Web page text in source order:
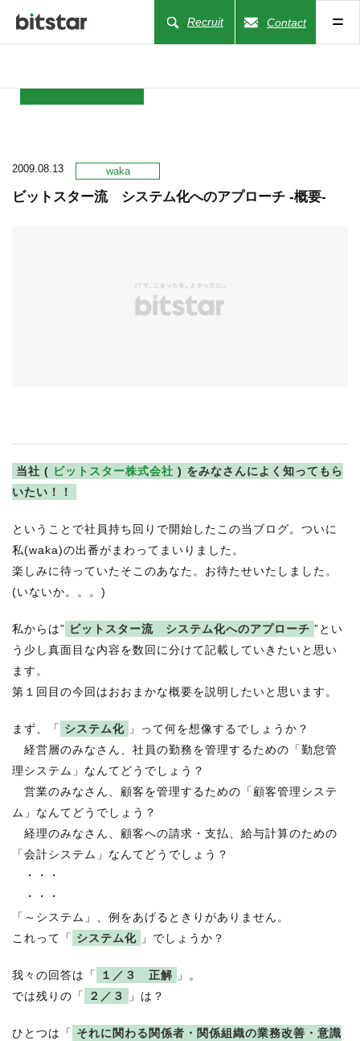
Recruit Contact
COMPANY
CONTACT US
サイトマップ
情報セキュリティ
プライバシーポリシー
2009.08.13 waka
ビットスター流 システム化へのアプローチ -概要-
当社 ( ビットスター株式会社 ) をみなさんによく知ってもら
いたい！！
ということで社員持ち回りで開始したこの当ブログ。ついに
私(waka)の出番がまわってまいりました。
楽しみに待っていたそこのあなた。お待たせいたしました。
(いないか。。。)
私からは” ビットスター流 システム化へのアプローチ ”とい
う少し真面目な内容を数回に分けて記載していきたいと思い
ます。
第１回目の今回はおおまかな概要を説明したいと思います。
まず、「 システム化
」って何を想像するでしょうか？
経営層のみなさん、社員の勤務を管理するための「勤怠管
理システム」なんてどうでしょう？
営業のみなさん、顧客を管理するための「顧客管理システ
ム」なんてどうでしょう？
経理のみなさん、顧客への請求・支払、給与計算のための
「会計システム」なんてどうでしょう？
・・・
・・・
「～システム」、例をあげるときりがありません。
これって「 システム化 」でしょうか？
我々の回答は「 １／３ 正解
」。
では残りの「
２／３ 」は？
ひとつは「 それに関わる関係者・関係組織の業務改善・意識